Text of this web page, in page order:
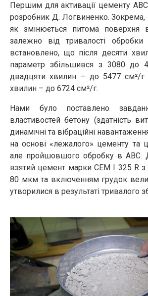
Першим для активації цементу АВС
розробник Д. Логвиненко. Зокрема,
як змінюється питома поверхня
залежно від тривалості
встановлено, що після десяти
параметр збільшився з 3080 до
двадцяти хвилин – до 5477 см²/г
хвилин – до 6724 см²/г.
Нами було поставлено
властивостей бетону (здатність
динамічні та вібраційні
на основі «лежалого» цементу та
але пройшовшого обробку в АВС.
взятий цемент марки CEM I 325 R
80 мкм та включенням грудок
утворилися в результаті тривалого